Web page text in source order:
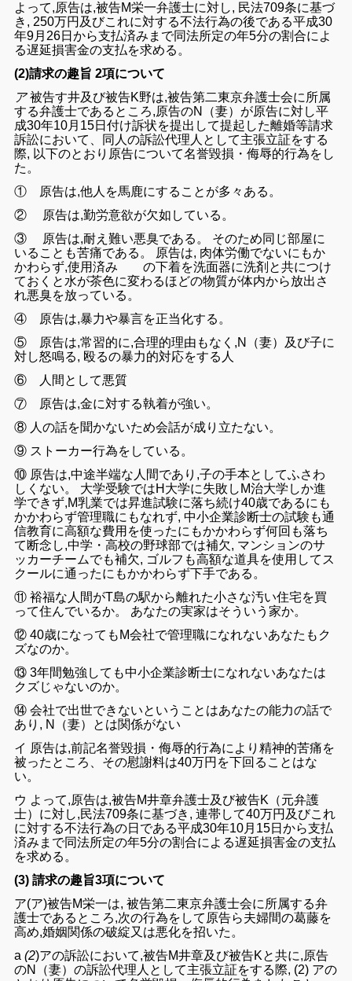
よって,原告は,被告M栄一弁護士に対し, 民法709条に基づ
き , 250万円 及びこれに対する不法行為の後である平成30
年9月 26日から支払済みまで同法所定の年5分の割合によ
る遅延損害金の支払を求める。
(2)請求の趣旨 2項について
ア被告す井及び被告K野は,被告第二東京弁護士会に 所属
する弁護士である ところ,原告のN（妻） が原告に対し平
成30年10月 15日付け訴状を提出 して提起 した離婚等請求
訴訟において、 同人の訴訟代理人 として主張立証をする
際, 以下のとおり原告について名誉毀損 ・侮辱的行為をし
た 。
① 原告は,他人を馬鹿にする こと が多々 ある。
② 原告は,勤労意欲が欠如している。
③ 原告は,耐え難い悪臭である。 そのため同じ部屋に
いること も苦痛である 。 原告は, 肉体労働でないにもか
かわらず,使用済み の下着を洗面器に洗剤と共につけ
ておくと 水が茶色に変わるほどの物質が体内から放出さ
れ悪臭を放っている。
④ 原告は,暴力や暴言を正当化する。
⑤ 原告は,常習的に,合理的理由 もなく ,N（妻） 及び子に
対し怒鳴る, 殴るの暴力的対応をする人
⑥ 人間 として悪質
⑦ 原告は,金に対する執着が強い。
⑧ 人の話を聞かないため会話が成り立たない。
⑨ ストーカー行為を している。
⑩ 原告は,中途半端な 人間であり,子の手本としてふさわ
しく ない。 大学受験ではH 大学に失敗 しM治大学しか進
学できず,M乳業では昇進試験に落ち続け40歳であるにも
かかわらず管理職に もなれず,中小企業診断士の試験も通
信教育に高額な費用を使ったにもかかわらず何回も落ち
て 断念 し,中学・高校の野球部では補欠, マンションのサ
ッカーチームでも補欠, ゴルフも高額な道具を使用 してス
クールに通ったに もかかわらず下手である。
⑪ 裕福な 人間がT島の駅から離れた小さな汚い住宅を買
って住んでいるか。 あなたの実家はそういう家か。
⑫ 40歳になって もM会社で管理職になれないあなた もク
ズなのか。
⑬ 3年間勉強 して も中小企業診断士になれないあなたは
クズじ ゃないのか。
⑭会社で出世できないということはあなたの能力の話で
あり , N（妻） とは関係がない
イ 原告は,前記名誉毀損・侮辱的行為により精神的苦痛を
被った ところ、その慰謝料は40万円 を下回る こと はな
い。
ウ よって,原告は,被告M井章弁護士及び被告K（元弁護
士） に対し,民法709条に基づき ,連帯 して40万円及びこれ
に対する不法行為の日である平成30年10月15日から支払
済みまで同法所定の年5分の割合による遅延損害金の支払
を求める。
(3)請求の趣旨3項について
ア(ア)被告M栄一は, 被告第二東京弁護士会に 所属する弁
護士であるところ,次の行為を して原告ら夫婦間の葛藤を
高め,婚姻関係の破綻又は悪化を招いた。
a(2)アの訴訟において,被告M井章及び被告Kと共に,原告
のN（妻）の訴訟代理人 として主張立証をする際, (2) アの